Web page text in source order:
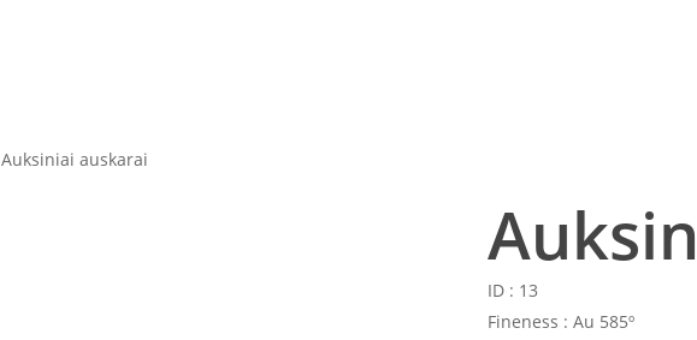
Auksiniai auskarai
ID : 13
Fineness : Au 585º